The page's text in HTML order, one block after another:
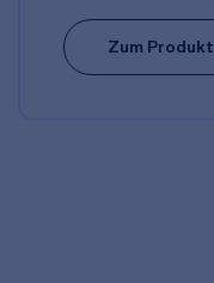
Zum Produkt